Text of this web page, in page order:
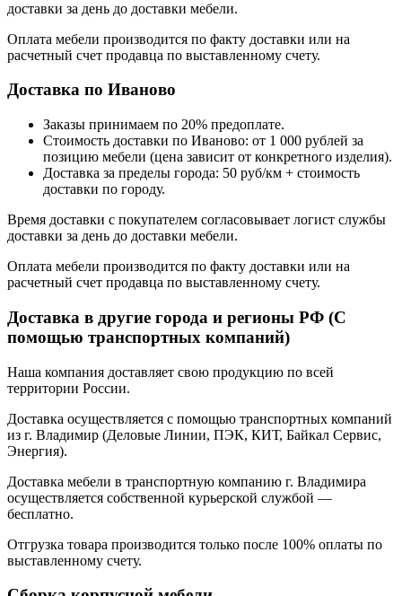
доставки за день до доставки мебели.
Оплата мебели производится по факту доставки или на
расчетный счет продавца по выставленному счету.
Доставка по Иваново
Заказы принимаем по 20% предоплате.
Стоимость доставки по Иваново: от 1 000 рублей за
позицию мебели (цена зависит от конкретного изделия).
Доставка за пределы города: 50 руб/км + стоимость
доставки по городу.
Время доставки с покупателем согласовывает логист службы
доставки за день до доставки мебели.
Оплата мебели производится по факту доставки или на
расчетный счет продавца по выставленному счету.
Доставка в другие города и регионы РФ (С
помощью транспортных компаний)
Наша компания доставляет свою продукцию по всей
территории России.
Доставка осуществляется с помощью транспортных компаний
из г. Владимир (Деловые Линии, ПЭК, КИТ, Байкал Сервис,
Энергия).
Доставка мебели в транспортную компанию г. Владимира
осуществляется собственной курьерской службой —
бесплатно.
Отгрузка товара производится только после 100% оплаты по
выставленному счету.